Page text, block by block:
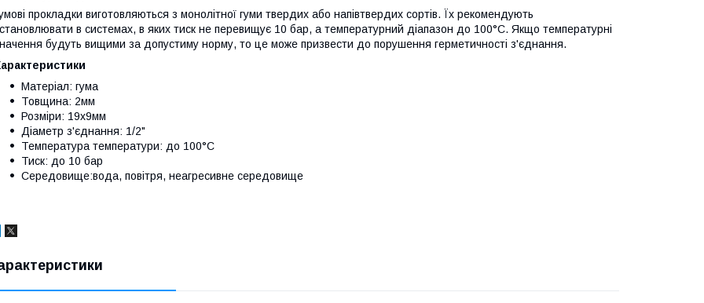
прокладки виготовляються з монолітної гуми твердих або напівтвердих сортів. Їх рекомендують
в системах, в яких тиск не перевищує 10 бар, а температурний діапазон до 100°C. Якщо температурні
будуть вищими за допустиму норму, то це може призвести до порушення герметичності з'єднання.
Матеріал: гума
Товщина: 2мм
Розміри: 19х9мм
Діаметр з'єднання: 1/2"
Температура температури: до 100°C
Тиск: до 10 бар
Середовище:вода, повітря, неагресивне середовище